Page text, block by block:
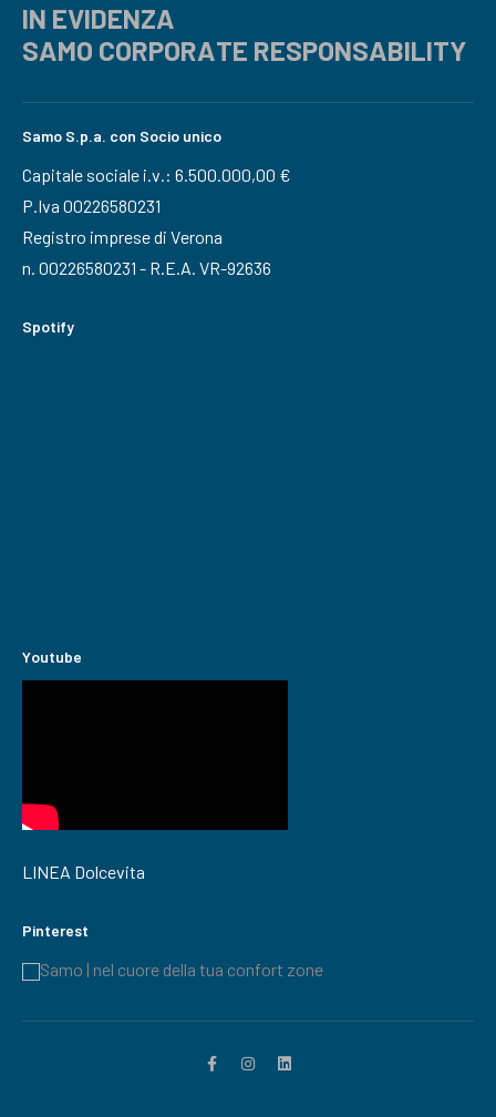
IN EVIDENZA
SAMO CORPORATE RESPONSABILITY
Samo S.p.a. con Socio unico
Capitale sociale i.v.: 6.500.000,00 €
P.Iva 00226580231
Registro imprese di Verona
n. 00226580231 - R.E.A. VR-92636
Spotify
Youtube
LINEA Dolcevita
Pinterest
Samo | nel cuore della tua confort zone